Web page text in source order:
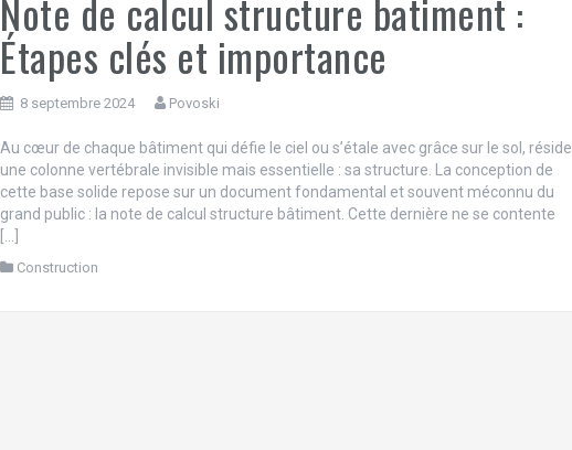
Note de calcul structure batiment :
Étapes clés et importance
8 septembre 2024 Povoski
Au cœur de chaque bâtiment qui défie le ciel ou s’étale avec grâce sur le sol, réside
une colonne vertébrale invisible mais essentielle : sa structure. La conception de
cette base solide repose sur un document fondamental et souvent méconnu du
grand public : la note de calcul structure bâtiment. Cette dernière ne se contente
Construction